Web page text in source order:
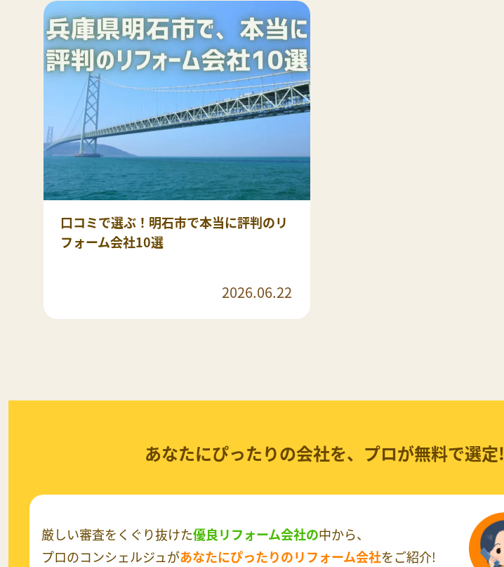
口コミで選ぶ！明石市で本当に評判のリ
フォーム会社10選
2026.06.22
あなたにぴったりの会社を、 プロが無料で選定!
厳しい審査をくぐり抜けた優良リフォーム会社の中から、
プロのコンシェルジュがあなたにぴったりのリフォーム会社をご紹介!